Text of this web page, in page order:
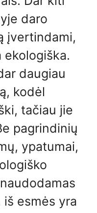
daro
įvertindami,
ekologiška.
daugiau
kodėl
tačiau jie
pagrindinių
ypatumai,
esmės yra